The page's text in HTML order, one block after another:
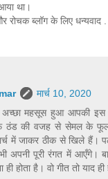
था।
रोचक ब्लॉग के लिए धन्यवाद .
मार्च 10, 2020
अच्छा महसूस हुआ आपकी इस
ठंड की वजह से सेमल के फूल
में जाकर ठीक से खिले हैं।
अपनी पूरी रंगत में आएँगे।
होता है। वो गीत तो याद ही